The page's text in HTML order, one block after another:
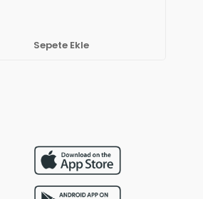
Sepete Ekle